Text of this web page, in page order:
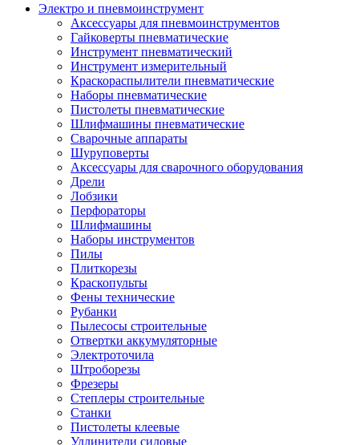
Инструмент ручной
Лопаты
Садово-посадочные инструменты
Садовые ножницы
Садовые пилы и ножи
Секаторы и сучкорезы
Топоры
Баллоны газовые
Мангалы и коптильни
Мебель для сада
Ножницы по металлу
Тележки садовые
Автомобильная техника
Автозвук
Автомагнитолы
Колонки
Усилители
Модуляторы fm
Аксессуары
Электроника
Видеорегистраторы
Радар-детекторы
Парковочные радары
Навигаторы и аксессуары
Навигаторы
Камеры заднего вида
Электро и пневмоинструмент
Аксессуары для пневмоинструментов
Гайковерты пневматические
Инструмент пневматический
Инструмент измерительный
Краскораспылители пневматические
Наборы пневматические
Пистолеты пневматические
Шлифмашины пневматические
Сварочные аппараты
Шуруповерты
Аксессуары для сварочного оборудования
Дрели
Лобзики
Перфораторы
Шлифмашины
Наборы инструментов
Пилы
Плиткорезы
Краскопульты
Фены технические
Рубанки
Пылесосы строительные
Отвертки аккумуляторные
Электроточила
Штроборезы
Фрезеры
Степлеры строительные
Станки
Пистолеты клеевые
Удлинители силовые